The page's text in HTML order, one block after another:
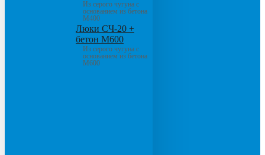
Из серого чугуна с
основанием из бетона
М400
Люки СЧ-20 +
бетон М600
Из серого чугуна с
основанием из бетона
М600